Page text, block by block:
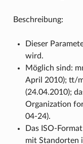
Beschreibung:
Dieser
wird.
Möglich sind:
April 2010); tt/
(24.04.2010);
Organization
04-24).
Das ISO-
mit Standorten